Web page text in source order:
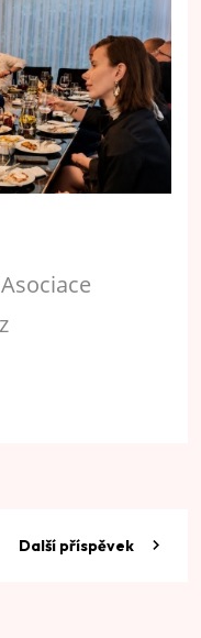
Další příspěvek